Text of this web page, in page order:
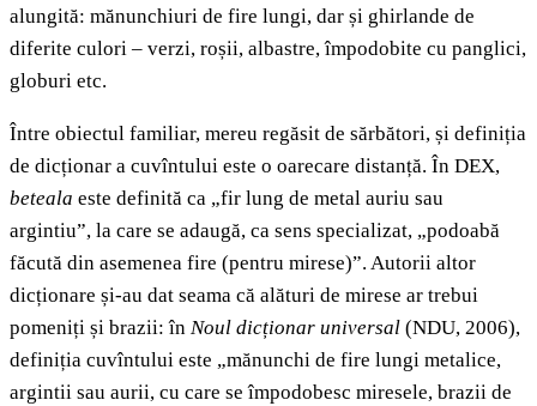
alungită: mănunchiuri de fire lungi, dar și ghirlande de
diferite culori – verzi, roșii, albastre, împodobite cu panglici,
globuri etc.
Între obiectul familiar, mereu regăsit de sărbători, și definiția
de dicționar a cuvîntului este o oarecare distanță. În DEX,
beteala este definită ca „fir lung de metal auriu sau
argintiu”, la care se adaugă, ca sens specializat, „podoabă
făcută din asemenea fire (pentru mirese)”. Autorii altor
dicționare și-au dat seama că alături de mirese ar trebui
pomeniți și brazii: în Noul dicționar universal (NDU, 2006),
definiția cuvîntului este „mănunchi de fire lungi metalice,
argintii sau aurii, cu care se împodobesc miresele, brazii de